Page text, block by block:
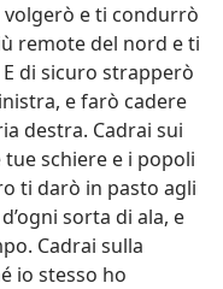
volgerò e ti condurrò
remote del nord e ti
di sicuro strapperò
e farò cadere
destra. Cadrai sui
schiere e i popoli
ti darò in pasto agli
sorta di ala, e
Cadrai sulla
io stesso ho